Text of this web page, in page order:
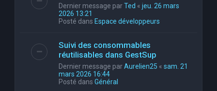
Dernier message parTed « jeu. 26 mars
2026 13:21
Posté dans Espace développeurs
Suivi des consommables
réutilisables dans GestSup
Dernier message parAurelien25 « sam. 21
mars 2026 16:44
Posté dans Général